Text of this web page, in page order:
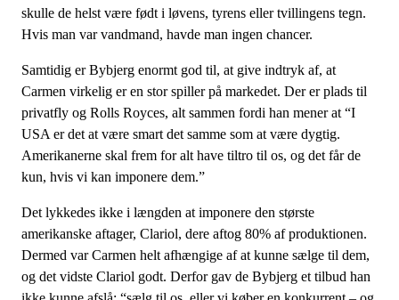
skulle de helst være født i løvens, tyrens eller tvillingens tegn.
Hvis man var vandmand, havde man ingen chancer.
Samtidig er Bybjerg enormt god til, at give indtryk af, at
Carmen virkelig er en stor spiller på markedet. Der er plads til
privatfly og Rolls Royces, alt sammen fordi han mener at “I
USA er det at være smart det samme som at være dygtig.
Amerikanerne skal frem for alt have tiltro til os, og det får de
kun, hvis vi kan imponere dem.”
Det lykkedes ikke i længden at imponere den største
amerikanske aftager, Clariol, dere aftog 80% af produktionen.
Dermed var Carmen helt afhængige af at kunne sælge til dem,
og det vidste Clariol godt. Derfor gav de Bybjerg et tilbud han